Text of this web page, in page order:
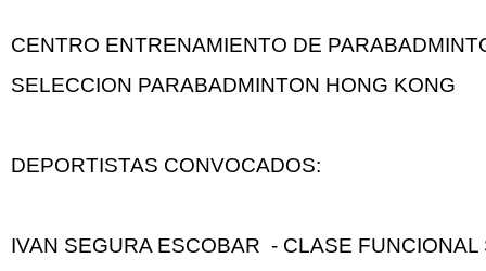
CENTRO ENTRENAMIENTO DE
SELECCION PARABADMINTON HONG KONG
DEPORTISTAS CONVOCADOS:
IVAN SEGURA ESCOBAR - CLASE FUNCIONAL